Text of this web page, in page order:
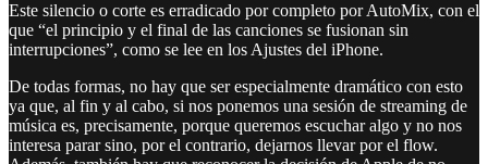
Este silencio o corte es erradicado por completo por AutoMix, con el
que “el principio y el final de las canciones se fusionan sin
interrupciones”, como se lee en los Ajustes del iPhone.
De todas formas, no hay que ser especialmente dramático con esto
ya que, al fin y al cabo, si nos ponemos una sesión de streaming de
música es, precisamente, porque queremos escuchar algo y no nos
interesa parar sino, por el contrario, dejarnos llevar por el flow.